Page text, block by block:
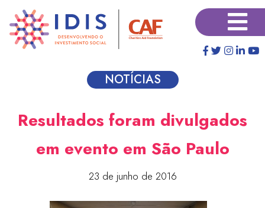
para
conteúdo
×
NOTÍCIAS
Resultados foram divulgados
em evento em São Paulo
23 de junho de 2016